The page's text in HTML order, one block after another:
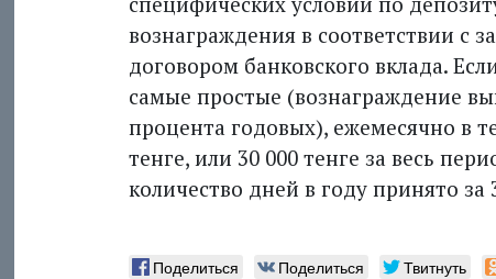
вознаграждения в соответствии
договором банковского вклада.
самые простые (вознаграждение
процента годовых), ежемесячно в
тенге, или 30 000 тенге за весь
количество дней в году принято за
Поделиться Поделиться Твитнуть